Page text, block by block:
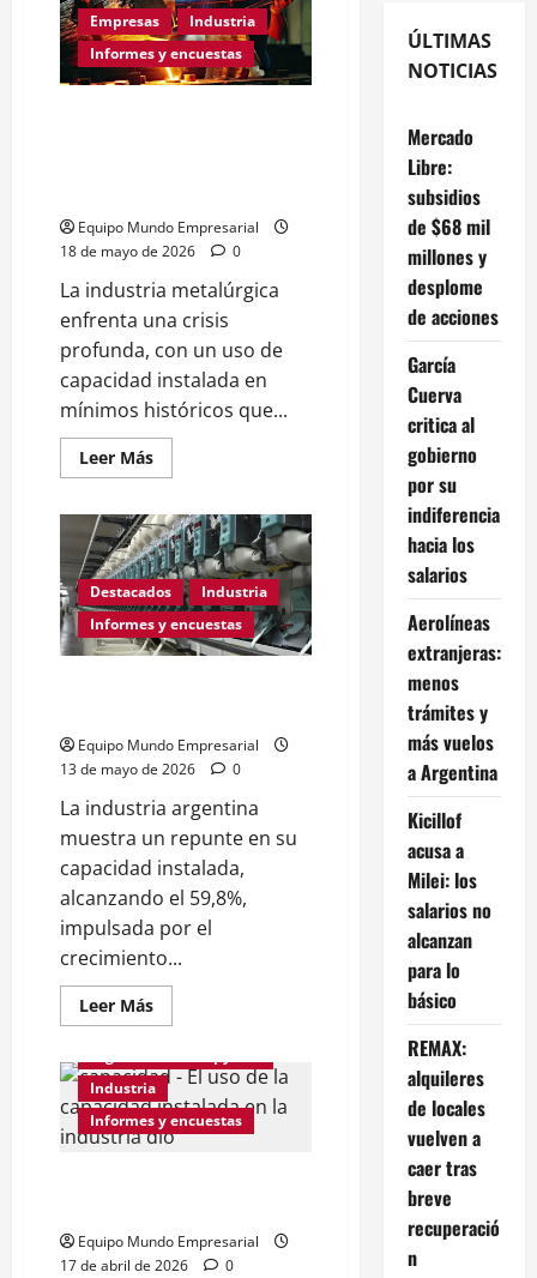
Empresas
Industria
Informes y encuestas
Equipo Mundo Empresarial
18 de mayo de 2026
0
La industria metalúrgica
enfrenta una crisis
profunda, con un uso de
capacidad instalada en
mínimos históricos que...
Leer MásLeer
más
La
industria
metalúrgica
cayó
fuerte
en
abril
y
el
instalada
tocó
un
mínimo
cuatro
años
Destacados
Industria
Informes y encuestas
Equipo Mundo Empresarial
13 de mayo de 2026
0
La industria argentina
muestra un repunte en su
capacidad instalada,
alcanzando el 59,8%,
impulsada por el
crecimiento...
Leer MásLeer
más
Industria:
el
uso
de
capacidad
Industria
Informes y encuestas
Equipo Mundo Empresarial
17 de abril de 2026
0
ÚLTIMAS
NOTICIAS
Mercado
Libre:
subsidios
de $68 mil
millones y
desplome
de acciones
García
Cuerva
critica al
gobierno
por su
indiferencia
hacia los
salarios
Aerolíneas
extranjeras:
menos
trámites y
más vuelos
a Argentina
Kicillof
acusa a
Milei: los
salarios no
alcanzan
para lo
básico
REMAX:
alquileres
de locales
vuelven a
caer tras
breve
recuperació
n